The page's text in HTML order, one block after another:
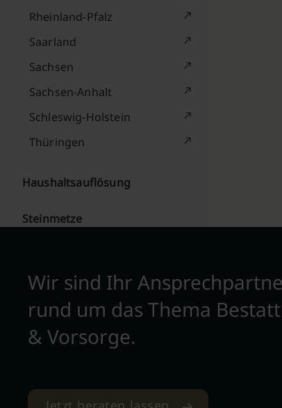
Rheinland-Pfalz
Saarland
Sachsen
Sachsen-Anhalt
Schleswig-Holstein
Thüringen
Haushaltsauflösung
Steinmetze
Wir sind Ihr
rund um das Thema
& Vorsorge.